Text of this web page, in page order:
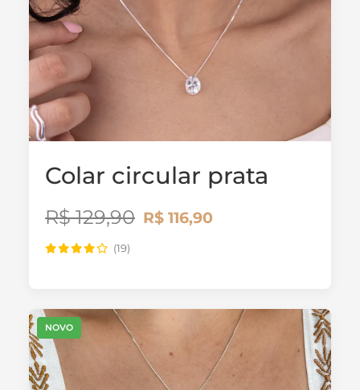
Colar circular prata
R$ 129,90 R$ 116,90
(19)
NOVO